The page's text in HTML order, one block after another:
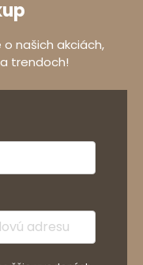
našich akciách,
trendoch!